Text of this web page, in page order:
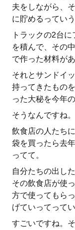
夫をしながら、
に貯めるってい
トラックの2台
を積んで、その
で作った材料が
それとサンドイ
持ってきたもの
った大秘を今年
そうなんですね。
飲食店の人たち
袋を買ったら去
ってて。
自分たちの出し
その飲食店が使
方で使ってもら
げていってって
すごいですね。